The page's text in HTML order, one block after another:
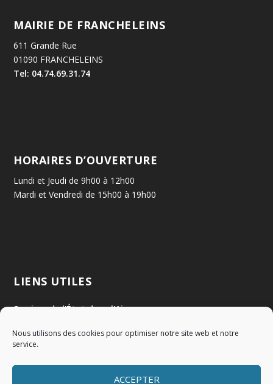
Nous utilisons des cookies pour optimiser notre site web et notre
service.
ACCEPTER
MAIRIE DE FRANCHELEINS
611 Grande Rue
01090 FRANCHELEINS
Tel: 04.74.69.31.74
HORAIRES D’OUVERTURE
Lundi et Jeudi de 9h00 à 12h00
Mardi et Vendredi de 15h00 à 19h00
LIENS UTILES
Services de l'État dans l'Ain
Communauté de Communes Val de Saône Centre
SMIDOM